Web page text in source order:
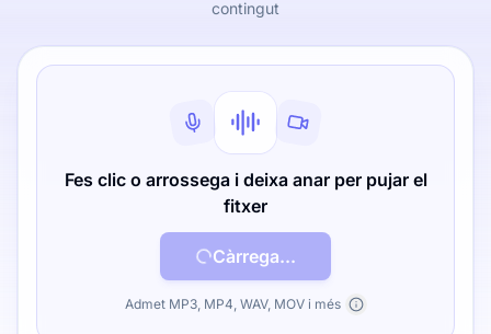
contingut
Fes clic o arrossega i deixa anar per pujar el
fitxer
Càrrega...
Admet MP3, MP4, WAV, MOV i més